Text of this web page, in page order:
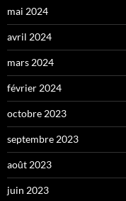
mai 2024
avril 2024
mars 2024
février 2024
octobre 2023
septembre 2023
août 2023
juin 2023